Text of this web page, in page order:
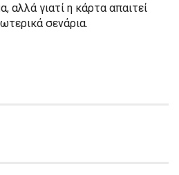
αλλά γιατί η κάρτα απαιτεί
σενάρια.